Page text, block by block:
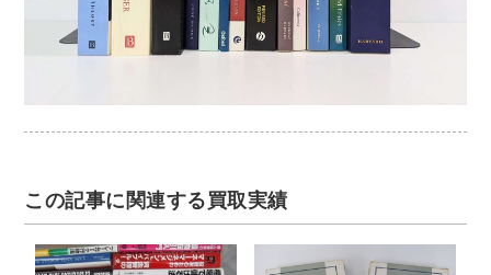
この記事に関連する買取実績